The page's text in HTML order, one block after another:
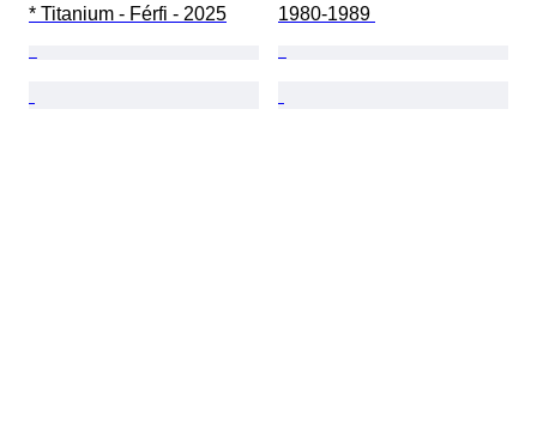
* Titanium - Férfi - 2025
1980-1989